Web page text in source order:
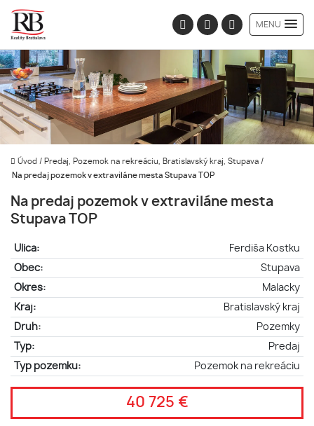
MENU
Úvod / Predaj, Pozemok na rekreáciu, Bratislavský kraj, Stupava /
Na predaj pozemok v extraviláne mesta Stupava TOP
Na predaj pozemok v extraviláne mesta
Stupava TOP
Ulica:
Ferdiša Kostku
Obec:
Stupava
Okres:
Malacky
Kraj:
Bratislavský kraj
Druh:
Pozemky
Typ:
Predaj
Typ pozemku:
Pozemok na rekreáciu
40 725 €